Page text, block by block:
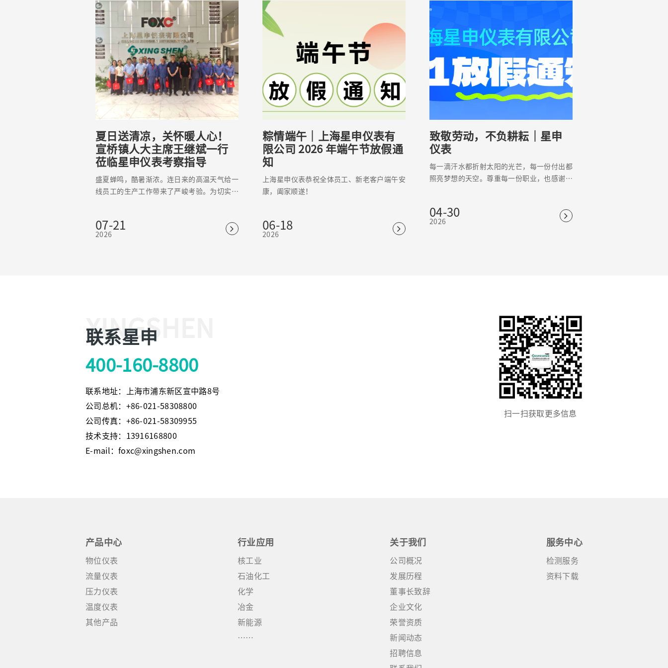
夏日送清凉，关怀暖人心！
宣桥镇人大主席王继斌一行
莅临星申仪表考察指导
盛夏蝉鸣，酷暑渐浓。连日来的高温天气给一
线员工的生产工作带来了严峻考验。为切实关
席王继斌一行莅临上海星申仪表有限公司走访
考察、慰问一线，为坚守岗位的星申全体员工
07-21
2026
粽情端午｜上海星申仪表有
限公司 2026 年端午节放假通
知
上海星申仪表恭祝全体员工、新老客户端午安
康，阖家顺遂！
06-18
2026
致敬劳动，不负耕耘｜星申
仪表
每一滴汗水都折射太阳的光芒，每一份付出都
照亮梦想的天空。尊重每一份职业，也感谢每
04-30
2026
XINGSHEN
联系星申
400-160-8800
联系地址：上海市浦东新区宣中路8号
公司总机：+86-021-58308800
公司传真：+86-021-58309955
技术支持：13916168800
E-mail：foxc@xingshen.com
扫一扫获取更多信息
产品中心
物位仪表
流量仪表
压力仪表
温度仪表
其他产品
行业应用
核工业
石油化工
化学
冶金
新能源
……
关于我们
公司概况
发展历程
董事长致辞
企业文化
荣誉资质
新闻动态
招聘信息
服务中心
检测服务
资料下载